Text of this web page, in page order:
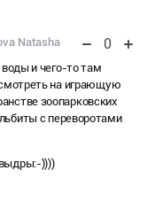
Natasha 0
и чего-то там
на играющую
зоопарковских
с переворотами
))))